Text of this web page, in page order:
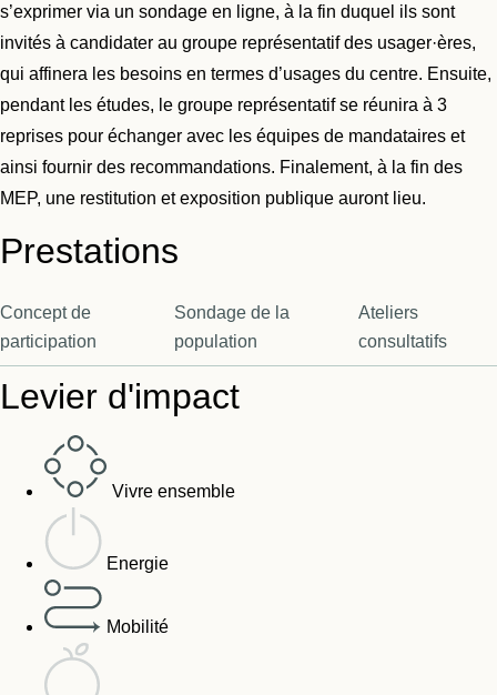
s’exprimer via un sondage en ligne, à la fin duquel ils sont
invités à candidater au groupe représentatif des usager·ères,
qui affinera les besoins en termes d’usages du centre. Ensuite,
pendant les études, le groupe représentatif se réunira à 3
reprises pour échanger avec les équipes de mandataires et
ainsi fournir des recommandations. Finalement, à la fin des
MEP, une restitution et exposition publique auront lieu.
Prestations
Concept de
participation
Sondage de la
population
Ateliers
consultatifs
Levier d'impact
Vivre ensemble
Energie
Mobilité